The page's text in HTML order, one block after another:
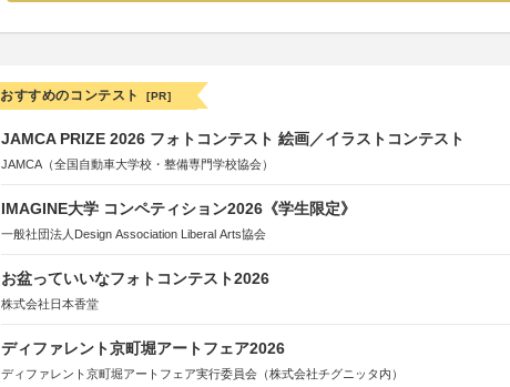
おすすめのコンテスト [PR]
JAMCA PRIZE 2026 フォトコンテスト 絵画／イラストコンテスト
JAMCA（全国自動車大学校・整備専門学校協会）
IMAGINE大学 コンペティション2026《学生限定》
一般社団法人Design Association Liberal Arts協会
お盆っていいなフォトコンテスト2026
株式会社日本香堂
ディファレント京町堀アートフェア2026
ディファレント京町堀アートフェア実行委員会（株式会社チグニッタ内）